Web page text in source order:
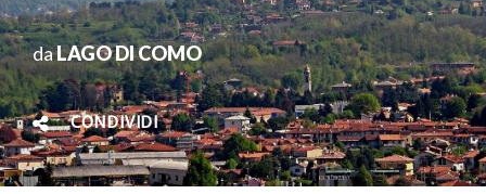
daLAGO DI COMO
CONDIVIDI